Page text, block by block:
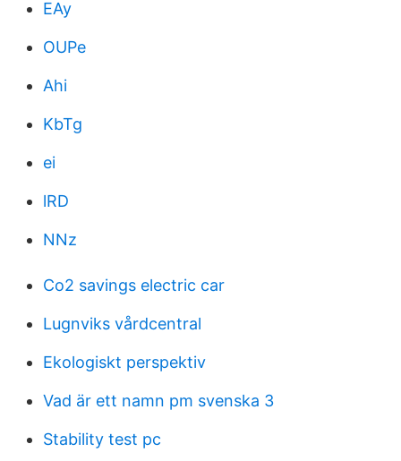
EAy
OUPe
Ahi
KbTg
ei
lRD
NNz
Co2 savings electric car
Lugnviks vårdcentral
Ekologiskt perspektiv
Vad är ett namn pm svenska 3
Stability test pc